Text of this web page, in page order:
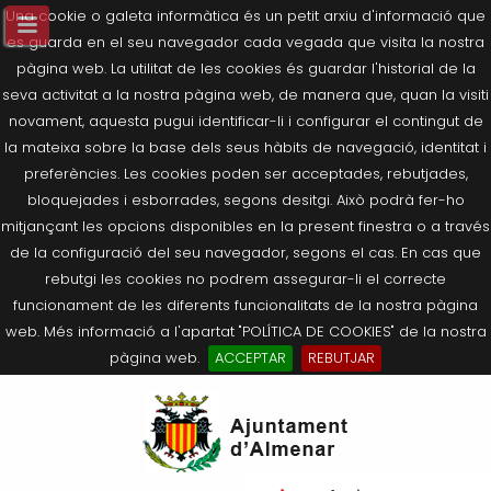
Una cookie o galeta informàtica és un petit arxiu d'informació que
es guarda en el seu navegador cada vegada que visita la nostra
pàgina web. La utilitat de les cookies és guardar l'historial de la
seva activitat a la nostra pàgina web, de manera que, quan la visiti
novament, aquesta pugui identificar-li i configurar el contingut de
la mateixa sobre la base dels seus hàbits de navegació, identitat i
preferències. Les cookies poden ser acceptades, rebutjades,
bloquejades i esborrades, segons desitgi. Això podrà fer-ho
mitjançant les opcions disponibles en la present finestra o a través
de la configuració del seu navegador, segons el cas. En cas que
rebutgi les cookies no podrem assegurar-li el correcte
funcionament de les diferents funcionalitats de la nostra pàgina
web. Més informació a l'apartat "POLÍTICA DE COOKIES" de la nostra
pàgina web.
ACCEPTAR
REBUTJAR
Salutació de l’Alcaldessa
Composició Consistori
Agricultura, Ramaderia i Medi
Què és la Seu Electrònica?
Últimes publicacions